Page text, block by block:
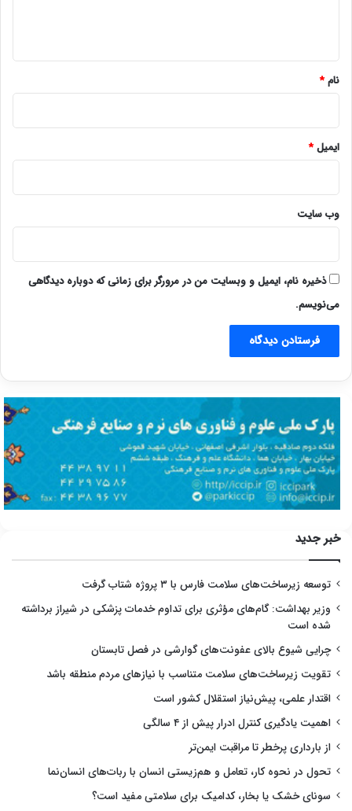
نام*
ایمیل*
وب‌ سایت
ذخیره نام، ایمیل و وبسایت من در مرورگر برای زمانی که دوباره دیدگاهی
می‌نویسم.
خبر جدید
توسعه زیرساخت‌های سلامت فارس با ۳ پروژه شتاب گرفت
وزیر بهداشت: گام‌های مؤثری برای تداوم خدمات پزشکی در شیراز برداشته
شده است
چرایی شیوع بالای عفونت‌های گوارشی در فصل تابستان
تقویت زیرساخت‌های سلامت متناسب با نیازهای مردم منطقه باشد
اقتدار علمی، پیش‌نیاز استقلال کشور است
اهمیت یادگیری کنترل ادرار پیش از ۴ سالگی
از بارداری پرخطر تا مراقبت ایمن‌تر
تحول در نحوه کار، تعامل و هم‌زیستی انسان با ربات‌های انسان‌نما
سونای خشک یا بخار، کدامیک برای سلامتی مفید است؟